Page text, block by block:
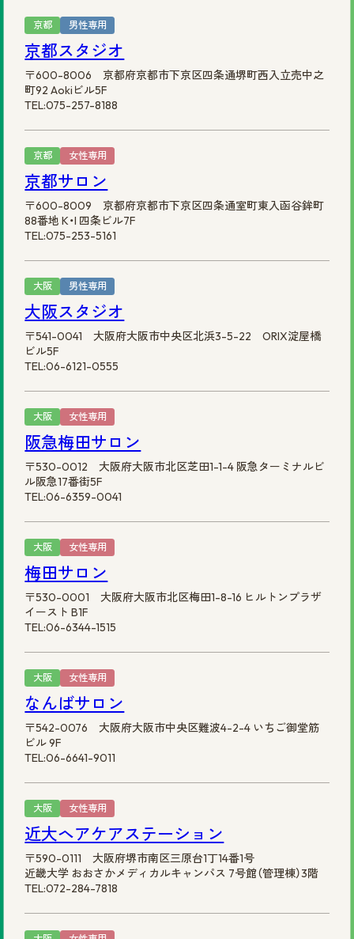
京都 男性専用
京都スタジオ
〒600-8006 京都府京都市下京区四条通堺町西入立売中之
町92 Aokiビル5F
TEL:075-257-8188
京都 女性専用
京都サロン
〒600-8009 京都府京都市下京区四条通室町東入函谷鉾町
88番地 K・I 四条ビル7F
TEL:075-253-5161
大阪 男性専用
大阪スタジオ
〒541-0041 大阪府大阪市中央区北浜3-5-22 ORIX淀屋橋
ビル5F
TEL:06-6121-0555
大阪 女性専用
阪急梅田サロン
〒530-0012 大阪府大阪市北区芝田1-1-4 阪急ターミナルビ
ル阪急17番街5F
TEL:06-6359-0041
大阪 女性専用
梅田サロン
〒530-0001 大阪府大阪市北区梅田1-8-16 ヒルトンプラザ
イースト B1F
TEL:06-6344-1515
大阪 女性専用
なんばサロン
〒542-0076 大阪府大阪市中央区難波4-2-4 いちご御堂筋
ビル 9F
TEL:06-6641-9011
大阪 女性専用
近大ヘアケアステーション
〒590-0111 大阪府堺市南区三原台1丁14番1号
近畿大学 おおさかメディカルキャンパス 7号館（管理棟）3階
TEL:072-284-7818